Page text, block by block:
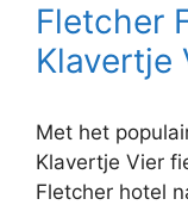
Fletcher
Klavertje
Met het
Klavertje Vier
Fletcher hotel